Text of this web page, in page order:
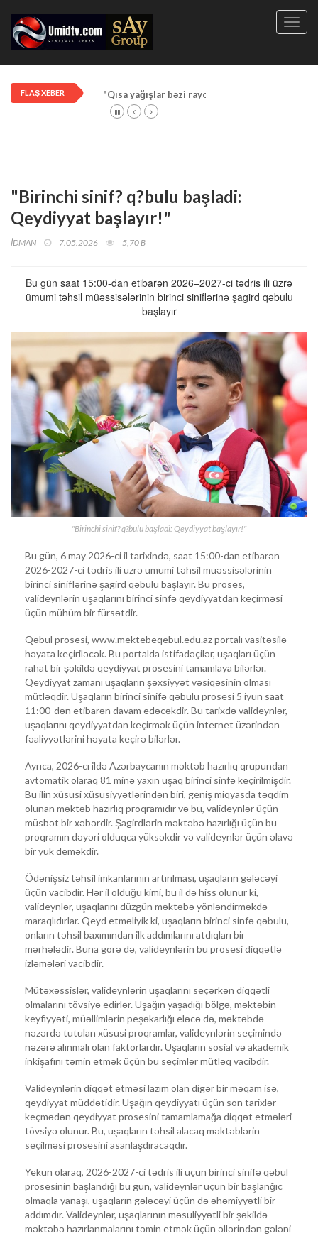
FLAŞ XEBER "Qısa yağışlar bəzi rayonlarda davam edir"
"Birinchi sinif? q?bulu başladi:
Qeydiyyat başlayır!"
İDMAN 7.05.2026 5,70 B
Bu gün saat 15:00-dan etibarən 2026–2027-ci tədris ili üzrə
ümumi təhsil müəssisələrinin birinci siniflərinə şagird qəbulu
başlayır
"Birinchi sinif? q?bulu başladi: Qeydiyyat başlayır!"
Bu gün, 6 may 2026-ci il tarixində, saat 15:00-dan etibarən
2026-2027-ci tədris ili üzrə ümumi təhsil müəssisələrinin
birinci siniflərinə şagird qəbulu başlayır. Bu proses,
valideynlərin uşaqlarını birinci sinfə qeydiyyatdan keçirməsi
üçün mühüm bir fürsətdir.
Qəbul prosesi, www.mektebeqebul.edu.az portalı vasitəsilə
həyata keçiriləcək. Bu portalda istifadəçilər, uşaqları üçün
rahat bir şəkildə qeydiyyat prosesini tamamlaya bilərlər.
Qeydiyyat zamanı uşaqların şəxsiyyət vəsiqəsinin olması
mütləqdir. Uşaqların birinci sinifə qəbulu prosesi 5 iyun saat
11:00-dən etibarən davam edəcəkdir. Bu tarixdə valideynlər,
uşaqlarını qeydiyyatdan keçirmək üçün internet üzərindən
fəaliyyətlərini həyata keçirə bilərlər.
Ayrıca, 2026-cı ildə Azərbaycanın məktəb hazırlıq qrupundan
avtomatik olaraq 81 minə yaxın uşaq birinci sinfə keçirilmişdir.
Bu ilin xüsusi xüsusiyyətlərindən biri, geniş miqyasda təqdim
olunan məktəb hazırlıq proqramıdır və bu, valideynlər üçün
müsbət bir xəbərdir. Şagirdlərin məktəbə hazırlığı üçün bu
proqramın dəyəri olduqca yüksəkdir və valideynlər üçün əlavə
bir yük deməkdir.
Ödənişsiz təhsil imkanlarının artırılması, uşaqların gələcəyi
üçün vacibdir. Hər il olduğu kimi, bu il də hiss olunur ki,
valideynlər, uşaqlarını düzgün məktəbə yönləndirməkdə
maraqlıdırlar. Qeyd etməliyik ki, uşaqların birinci sinfə qəbulu,
onların təhsil baxımından ilk addımlarını atdıqları bir
mərhələdir. Buna görə də, valideynlərin bu prosesi diqqətlə
izləmələri vacibdir.
Mütəxəssislər, valideynlərin uşaqlarını seçərkən diqqətli
olmalarını tövsiyə edirlər. Uşağın yaşadığı bölgə, məktəbin
keyfiyyəti, müəllimlərin peşəkarlığı eləcə də, məktəbdə
nəzərdə tutulan xüsusi proqramlar, valideynlərin seçimində
nəzərə alınmalı olan faktorlardır. Uşaqların sosial və akademik
inkişafını təmin etmək üçün bu seçimlər mütləq vacibdir.
Valideynlərin diqqət etməsi lazım olan digər bir məqam isə,
qeydiyyat müddətidir. Uşağın qeydiyyatı üçün son tarixlər
keçmədən qeydiyyat prosesini tamamlamağa diqqət etmələri
tövsiyə olunur. Bu, uşaqların təhsil alacaq məktəblərin
seçilməsi prosesini asanlaşdıracaqdır.
Yekun olaraq, 2026-2027-ci tədris ili üçün birinci sinifə qəbul
prosesinin başlandığı bu gün, valideynlər üçün bir başlanğıc
olmaqla yanaşı, uşaqların gələcəyi üçün də əhəmiyyətli bir
addımdır. Valideynlər, uşaqlarının məsuliyyətli bir şəkildə
məktəbə hazırlanmalarını təmin etmək üçün əllərindən gələni